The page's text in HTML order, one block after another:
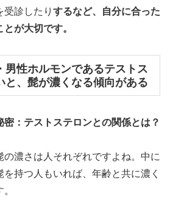
受診したり するなど、自分に合った
が大切です。
男性ホルモンであるテストス
と、髭が濃くなる傾向がある
：テストステロンとの関係とは？
濃さは人それぞれですよね。中に
持つ人もいれば、年齢と共に濃く